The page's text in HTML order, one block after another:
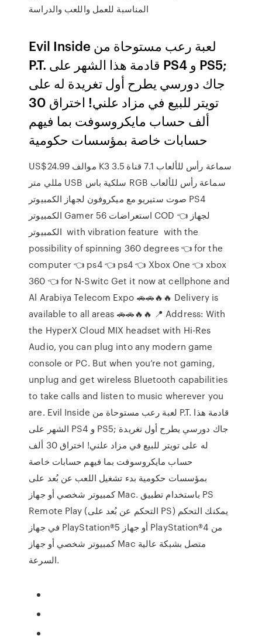
المناسبة للعمل واللعب والدراسة
Evil Inside لعبة رعب مستوحاة من
P.T. قادمة هذا الشهر على PS4 و PS5;
جاك دورسي يطرح أول تغريدة له على
تويتر للبيع في مزاد علني! اختراق 30
ألف حساب مايكروسوفت بما فيهم
حسابات خاصة بمؤسسات حكومية
US$24.99 موالف K3 سماعة رأس للألعاب 7.1 قناة 3.5
مللي متر USB سلكية باس RGB سماعة رأس للألعاب
صوت ستيريو مع ميكروفون لجهاز الكمبيوتر PS4
الكمبيوتر Gamer 56 استعراضات COD 👈 لجهاز
الكمبيوتر ️ with vibration feature ️ with the
possibility of spinning 360 degrees 👈 for the
computer 👈 ps4 👈 ps4 👈 Xbox One 👈 xbox
360 👈 for N-Switc Get it now at cellphone and
Al Arabiya Telecom Expo 🚗🚗🔥🔥 Delivery is
available to all areas 🚗🚗🔥🔥 📍 Address: With
the HyperX Cloud MIX headset with Hi-Res
Audio, you can plug into any modern game
console or PC. But when you’re not gaming,
unplug and get wireless Bluetooth capabilities
to take calls and listen to music wherever you
are. Evil Inside لعبة رعب مستوحاة من P.T. قادمة هذا
الشهر على PS4 و PS5; جاك دورسي يطرح أول تغريدة
له على تويتر للبيع في مزاد علني! اختراق 30 ألف
حساب مايكروسوفت بما فيهم حسابات خاصة
بمؤسسات حكومية بدء تشغيل اللعب عن بُعد على
كمبيوتر شخصي أو جهاز Mac. باستخدام تطبيق PS
Remote Play (التحكم عن بُعد على PS) يمكنك التحكم
في جهاز PlayStation®5‎ أو جهاز PlayStation®4‎ من
كمبيوتر شخصي أو جهاز Mac متصل بشبكة عالية
السرعة.